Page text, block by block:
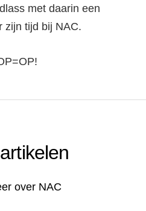
met daarin een
zijn tijd bij NAC.
over NAC